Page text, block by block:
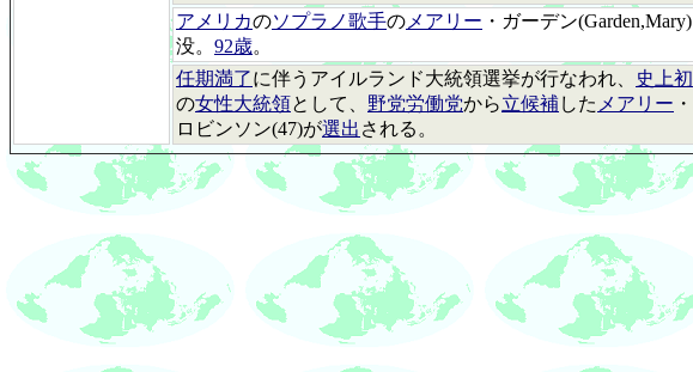
アメリカのソプラノ歌手の メアリー ・ガーデン(Garden,Mary)
没。 92歳。
任期満了に伴うアイルランド大統領選挙が行なわれ、
史上初
の女性大統領として、 野党労働党から立候補した メアリー ・
ロビンソン(47)が選出 される。